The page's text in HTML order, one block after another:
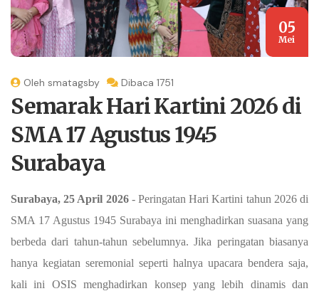
05
Mei
Oleh smatagsby Dibaca 1751
Semarak Hari Kartini 2026 di
SMA 17 Agustus 1945
Surabaya
Surabaya, 25 April 2026- Peringatan Hari Kartini tahun 2026 di
SMA 17 Agustus 1945 Surabaya ini menghadirkan suasana yang
berbeda dari tahun-tahun sebelumnya. Jika peringatan biasanya
hanya kegiatan seremonial seperti halnya upacara bendera saja,
kali ini OSIS menghadirkan konsep yang lebih dinamis dan